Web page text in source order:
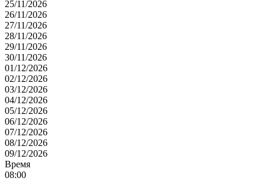
25/11/2026
26/11/2026
27/11/2026
28/11/2026
29/11/2026
30/11/2026
01/12/2026
02/12/2026
03/12/2026
04/12/2026
05/12/2026
06/12/2026
07/12/2026
08/12/2026
09/12/2026
Время
08:00